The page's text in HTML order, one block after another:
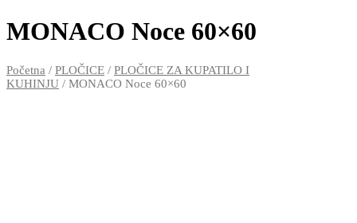
MONACO Noce 60×60
Početna / PLOČICE / PLOČICE ZA KUPATILO I
KUHINJU / MONACO Noce 60×60